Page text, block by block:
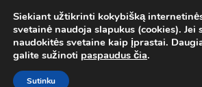
Atgal įKategorija
Siekiant užtikrinti kokybišką
svetainė naudoja slapukus (cookies). Jei
naudokitės svetaine kaip įprastai.
galite sužinoti paspaudus čia.
Sutinku